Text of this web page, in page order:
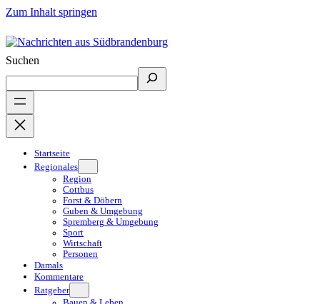
Zum Inhalt springen
Suchen
Startseite
Regionales
Region
Cottbus
Forst & Döbern
Guben & Umgebung
Spremberg & Umgebung
Sport
Wirtschaft
Personen
Damals
Kommentare
Ratgeber